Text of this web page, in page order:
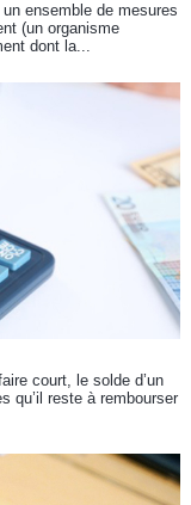
ensemble de mesures
(un organisme
dont la...
court, le solde d’un
qu’il reste à rembourser